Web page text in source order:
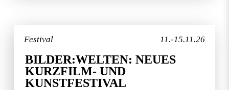
11.-15.11.26
Festival
BILDER:WELTEN: NEUES
KURZFILM- UND
KUNSTFESTIVAL